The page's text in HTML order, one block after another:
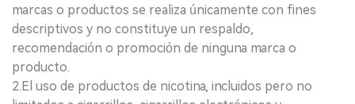
marcas o productos se realiza únicamente con fines
descriptivos y no constituye un respaldo,
recomendación o promoción de ninguna marca o
producto.
2.El uso de productos de nicotina, incluidos pero no